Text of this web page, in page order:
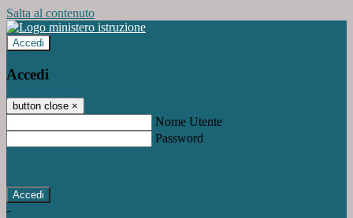
Salta al contenuto
Accedi
Accedi
button close ×
Nome Utente
Password
-